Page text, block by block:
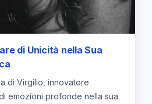
di Unicità nella Sua
di Virgilio, innovatore
emozioni profonde nella sua